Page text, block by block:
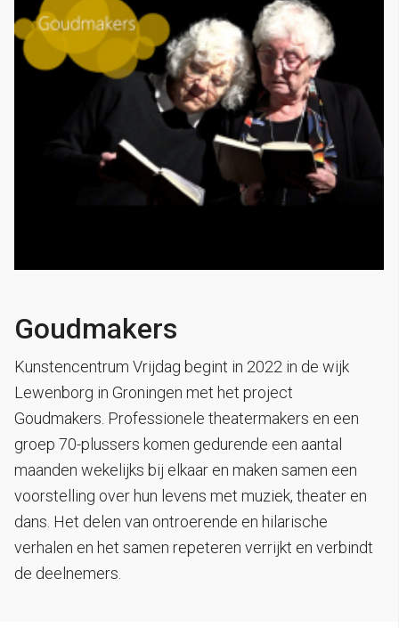
Goudmakers
Kunstencentrum Vrijdag begint in 2022 in de wijk
Lewenborg in Groningen met het project
Goudmakers. Professionele theatermakers en een
groep 70-plussers komen gedurende een aantal
maanden wekelijks bij elkaar en maken samen een
voorstelling over hun levens met muziek, theater en
dans. Het delen van ontroerende en hilarische
verhalen en het samen repeteren verrijkt en verbindt
de deelnemers.